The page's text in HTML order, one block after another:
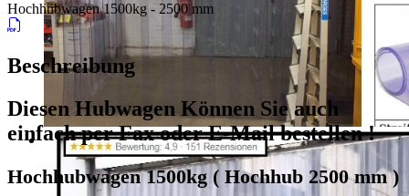
Hochhubwagen 1500kg - 2500 mm
Beschreibung
Diesen Hubwagen Können Sie auch
einfach perFax oder E-Mail bestellen !
Hochhubwagen 1500kg ( Hochhub 2500 mm )